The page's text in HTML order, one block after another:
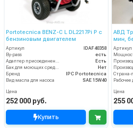
Portotecnica BENZ-C L DL2217Pi P с
бензиновым двигателем
Артикул
IDAF40358
By-pass
есть
Адаптер присоединения к шлангу
Есть
Бак для моющих средств
Нет
Бренд
IPC Portotecnica
Вид масла для насоса
SAE 15W40
Цена
252 000 руб.
Купить
АВД
мин,
Артикул
Страна-
Рабочее
Цена
255